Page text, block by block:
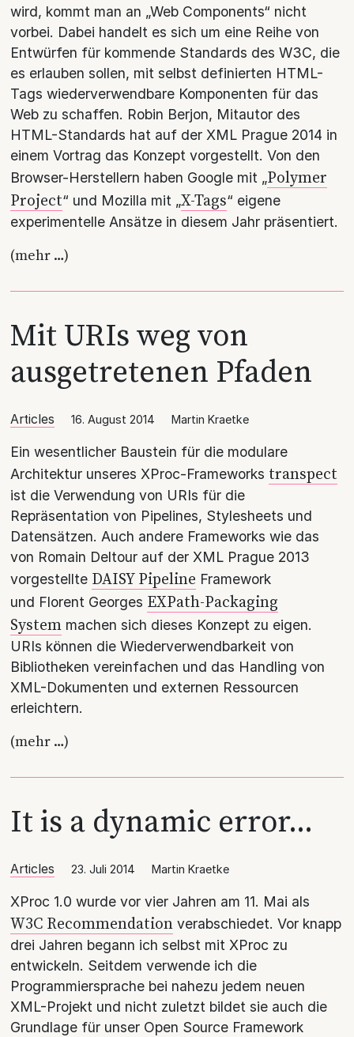
wird, kommt man an „Web Components“ nicht
vorbei. Dabei handelt es sich um eine Reihe von
Entwürfen für kommende Standards des W3C, die
es erlauben sollen, mit selbst definierten HTML-
Tags wiederverwendbare Komponenten für das
Web zu schaffen. Robin Berjon, Mitautor des
HTML-Standards hat auf der XML Prague 2014 in
einem Vortrag das Konzept vorgestellt. Von den
Browser-Herstellern haben Google mit „Polymer
Project“ und Mozilla mit „X-Tags“ eigene
experimentelle Ansätze in diesem Jahr präsentiert.
(mehr …)
Mit URIs weg von
ausgetretenen Pfaden
Articles 16. August 2014 Martin Kraetke
Ein wesentlicher Baustein für die modulare
Architektur unseres XProc-Frameworks transpect
ist die Verwendung von URIs für die
Repräsentation von Pipelines, Stylesheets und
Datensätzen. Auch andere Frameworks wie das
von Romain Deltour auf der XML Prague 2013
vorgestellte DAISY Pipeline Framework
und Florent Georges EXPath-Packaging
System machen sich dieses Konzept zu eigen.
URIs können die Wiederverwendbarkeit von
Bibliotheken vereinfachen und das Handling von
XML-Dokumenten und externen Ressourcen
erleichtern.
(mehr …)
It is a dynamic error…
Articles 23. Juli 2014 Martin Kraetke
XProc 1.0 wurde vor vier Jahren am 11. Mai als
W3C Recommendation verabschiedet. Vor knapp
drei Jahren begann ich selbst mit XProc zu
entwickeln. Seitdem verwende ich die
Programmiersprache bei nahezu jedem neuen
XML-Projekt und nicht zuletzt bildet sie auch die
Grundlage für unser Open Source Framework